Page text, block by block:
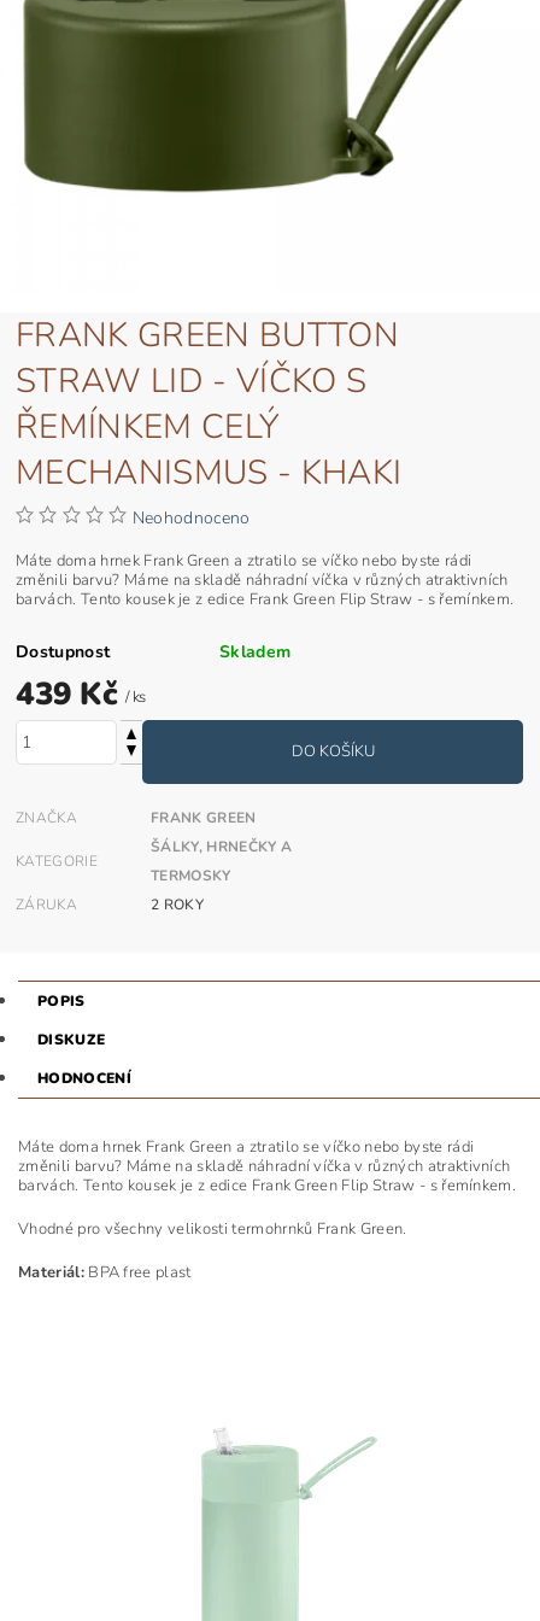
FRANK GREEN BUTTON
STRAW LID - VÍČKO S
ŘEMÍNKEM CELÝ
MECHANISMUS - KHAKI
Neohodnoceno
Máte doma hrnek Frank Green a ztratilo se víčko nebo byste rádi
změnili barvu? Máme na skladě náhradní víčka v různých atraktivních
barvách. Tento kousek je z edice Frank Green Flip Straw - s řemínkem.
Dostupnost Skladem
439 Kč / ks
ZNAČKA FRANK GREEN
KATEGORIE
ŠÁLKY, HRNEČKY A
TERMOSKY
ZÁRUKA
2 ROKY
POPIS
DISKUZE
HODNOCENÍ
Máte doma hrnek Frank Green a ztratilo se víčko nebo byste rádi
změnili barvu? Máme na skladě náhradní víčka v různých atraktivních
barvách. Tento kousek je z edice Frank Green Flip Straw - s řemínkem.
Vhodné pro všechny velikosti termohrnků Frank Green.
Materiál:BPA free plast